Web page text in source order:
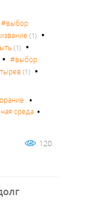
#выбор
(1) •
(1) •
•#выбор
(1) •
•
среда •
120